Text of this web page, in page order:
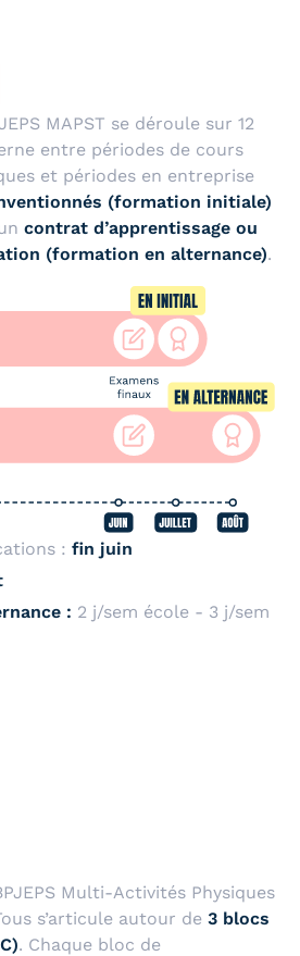
MAPST se déroule sur 12
entre périodes de cours
et périodes en entreprise
(formation initiale)
contrat d’apprentissage ou
(formation en alternance).
: fin juin
: 2 j/sem école - 3 j/sem
Multi-Activités Physiques
s’articule autour de 3 blocs
. Chaque bloc de